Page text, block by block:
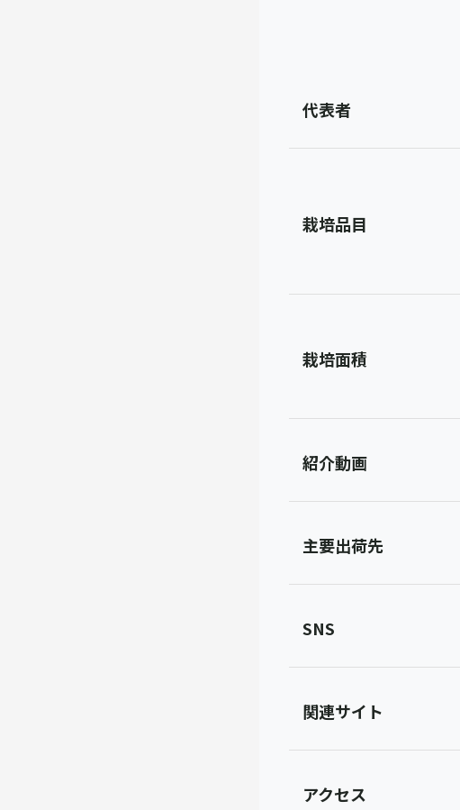
代表者
栽培品目
栽培面積
紹介動画
主要出荷先
SNS
関連サイト
アクセス